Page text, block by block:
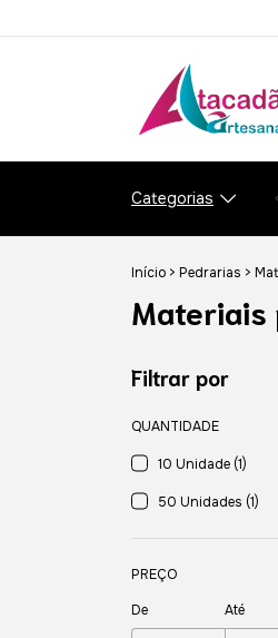
Categorias
Início > Pedrarias >
Materiais
Filtrar por
QUANTIDADE
10 Unidade (1)
50 Unidades (1)
PREÇO
De
Até